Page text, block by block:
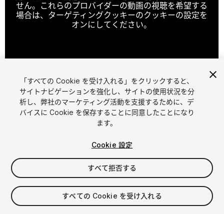
せん。これらのプロバイダーの動画の視聴を希望する
場合は、ターゲティングクッキーのクッキーの設定を
オンにしてください。
1 /2
$10
シート 1
「すべての Cookie を受け入れる」をクリックすると、
サイトナビゲーションを強化し、サイトの使用状況を分
析し、弊社のマーケティング活動を支援するために、デ
バイスに Cookie を保存することに同意したことになり
ます。
Cookie 設定
すべて拒否する
すべての Cookie を受け入れる